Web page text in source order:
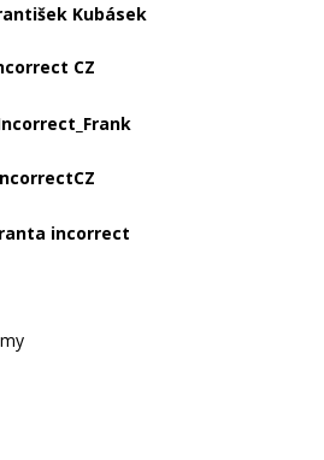
Kubásek
CZ
incorrect